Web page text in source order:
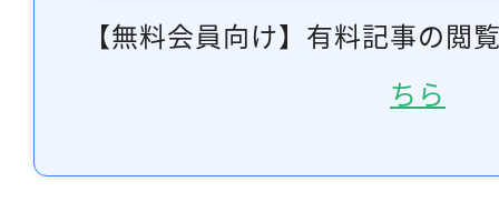
【無料会員向け】有料記事の閲
ちら